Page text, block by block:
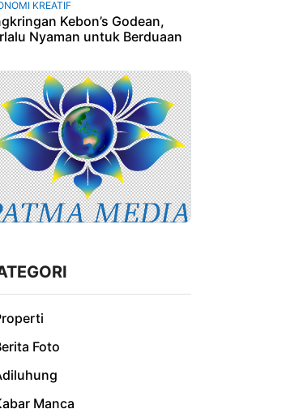
KREATIF
Kebon’s Godean,
Nyaman untuk Berduaan
Foto
Manca